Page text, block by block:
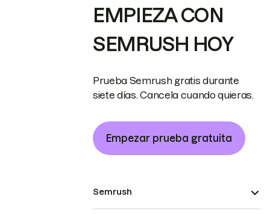
EMPIEZA CON
SEMRUSH HOY
Prueba Semrush gratis durante
siete días. Cancela cuando quieras.
Empezar prueba gratuita
Semrush